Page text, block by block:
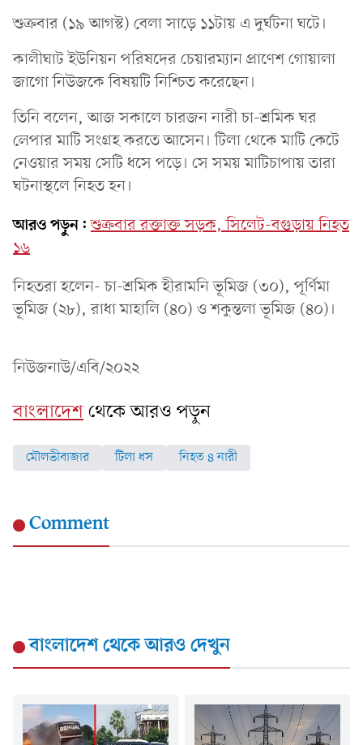
শুক্রবার (১৯ আগস্ট) বেলা সাড়ে ১১টায় এ দুর্ঘটনা ঘটে।
কালীঘাট ইউনিয়ন পরিষদের চেয়ারম্যান প্রাণেশ গোয়ালা
জাগো নিউজকে বিষয়টি নিশ্চিত করেছেন।
তিনি বলেন, আজ সকালে চারজন নারী চা-শ্রমিক ঘর
লেপার মাটি সংগ্রহ করতে আসেন। টিলা থেকে মাটি কেটে
নেওয়ার সময় সেটি ধসে পড়ে। সে সময় মাটিচাপায় তারা
ঘটনাস্থলে নিহত হন।
আরও পড়ুন: শুক্রবার রক্তাক্ত সড়ক, সিলেট-বগুড়ায় নিহত
১৬
নিহতরা হলেন- চা-শ্রমিক হীরামনি ভূমিজ (৩০), পূর্ণিমা
ভূমিজ (২৮), রাধা মাহালি (৪০) ও শকুন্তলা ভূমিজ (৪০)।
নিউজনাউ/এবি/২০২২
বাংলাদেশথেকে আরও পড়ুন
মৌলভীবাজার টিলা ধস নিহত ৪ নারী
Comment
বাংলাদেশথেকে আরও দেখুন